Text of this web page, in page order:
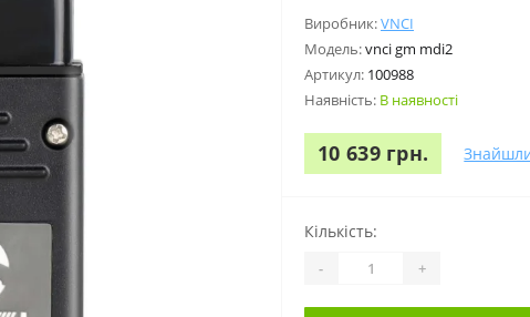
Виробник:VNCI
Модель:vnci gm mdi2
Артикул: 100988
Наявність: В наявності
10 639 грн.
Кількість:
- +